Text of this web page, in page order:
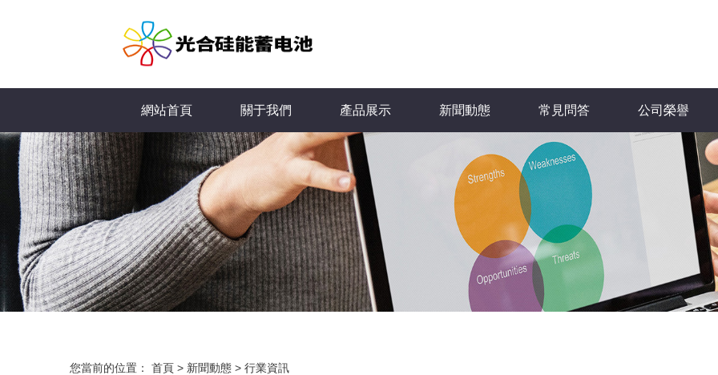
網站首頁 關于我們 產品展示 新聞動態 常見問答 公司榮譽
您當前的位置： 首頁 > 新聞動態 > 行業資訊